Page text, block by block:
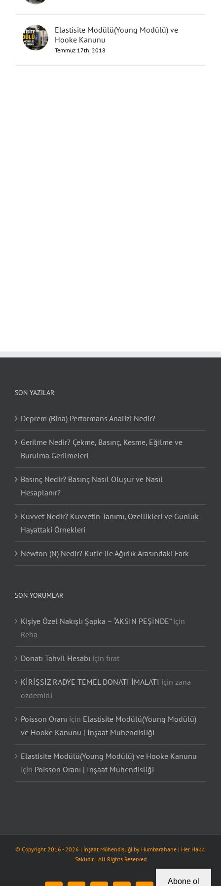
Elastisite Modülü(Young Modülü) ve
Hooke Kanunu
Temmuz 17th, 2018
SON YAZILAR
Deprem (Bina) Performans Analizi Nedir?
Gerilme Nedir? Çekme, Basınç, Kesme, Eğilme ve
Burulma Gerilmeleri
Basınç Nedir? Basınç Nasıl Oluşur ve Nasıl
Hesaplanır?
Kuvvet Nedir? Kuvvetin Tanımı, Özellikleri ve Günlük
Hayattaki Örnekleri
Newton (N) Nedir? Kütle ile Ağırlık Arasındaki Fark
SON YORUMLAR
Kişiye Özel Nakışlı Şapka – “AKSIN PEŞİNDE”için
Reha
Donatı Tahvil Hesabı için fırat
KİRİŞSİZ RADYE TEMEL DONATI İMALATI için zana
özdemirli
Poisson Oranı için Elastisite Modülü(Young Modülü)
ve Hooke Kanunu | İnşaat Mühendisliği
Elastisite Modülü(Young Modülü) ve Hooke Kanunu
için Poisson Oranı | İnşaat Mühendisliği
© Copyright 2016 - 2026 | İnşaat Mühendisliği by Humbarahane | Her Hakkı
Saklıdır | All Rights Reserved
Abone ol